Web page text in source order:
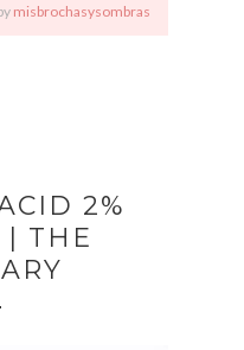
misbrochasysombras
2%
| THE